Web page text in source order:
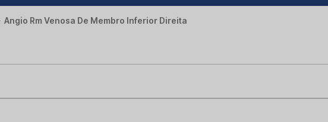
Angio Rm Venosa De Membro Inferior Direita